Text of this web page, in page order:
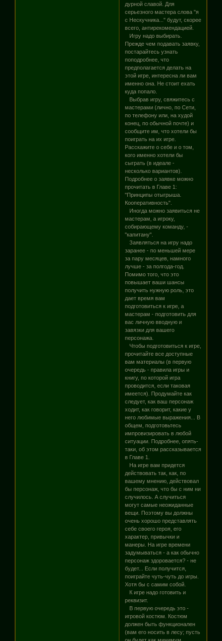
дурной славой. Для
серьезного мастера слова "я
с Нескучника..." будут, скорее
всего, антирекомендацией.
Игру надо выбирать.
Прежде чем подавать заявку,
постарайтесь узнать
поподробнее, что
предполагается делать на
этой игре, интересна ли вам
именно она. Не стоит ехать
куда попало.
Выбрав игру, свяжитесь с
мастерами (лично, по Сети,
по телефону или, на худой
конец, по обычной почте) и
сообщите им, что хотели бы
поиграть на их игре.
Расскажите о себе и о том,
кого именно хотели бы
сыграть (в идеале -
несколько вариантов).
Подробнее о заявке можно
прочитать в Главе 1:
"Принципы отыгрыша.
Кооперативность".
Иногда можно заявиться не
мастерам, а игроку,
собирающему команду, -
"капитану".
Заявляться на игру надо
заранее - по меньшей мере
за пару месяцев, намного
лучше - за полгода-год.
Помимо того, что это
повышает ваши шансы
получить нужную роль, это
дает время вам
подготовиться к игре, а
мастерам - подготовить для
вас личную вводную и
завязки для вашего
персонажа.
Чтобы подготовиться к игре,
прочитайте все доступные
вам материалы (в первую
очередь - правила игры и
книгу, по которой игра
проводится, если таковая
имеется). Продумайте как
следует, как ваш персонаж
ходит, как говорит, какие у
него любимые выражения... В
общем, подготовьтесь
импровизировать в любой
ситуации. Подробнее, опять-
таки, об этом рассказывается
в Главе 1.
На игре вам придется
действовать так, как, по
вашему мнению, действовал
бы персонаж, что бы с ним ни
случилось. А случиться
могут самые неожиданные
вещи. Поэтому вы должны
очень хорошо представлять
себе своего героя, его
характер, привычки и
манеры. На игре времени
задумываться - а как обычно
персонаж здоровается? - не
будет... Если получится,
поиграйте чуть-чуть до игры.
Хотя бы с самим собой.
К игре надо готовить и
реквизит.
В первую очередь это -
игровой костюм. Костюм
должен быть функционален
(вам его носить в лесу; пусть